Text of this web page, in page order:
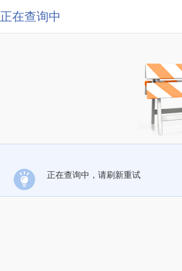
正在查询中
正在查询中，请刷新重试